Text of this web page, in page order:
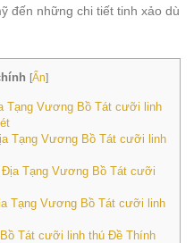
đến những chi tiết tinh xảo dù
[Ẩn]
Tạng Vương Bồ Tát cưỡi linh
Tạng Vương Bồ Tát cưỡi linh
Tạng Vương Bồ Tát cưỡi
Tạng Vương Bồ Tát cưỡi linh
Tát cưỡi linh thú Đề Thính